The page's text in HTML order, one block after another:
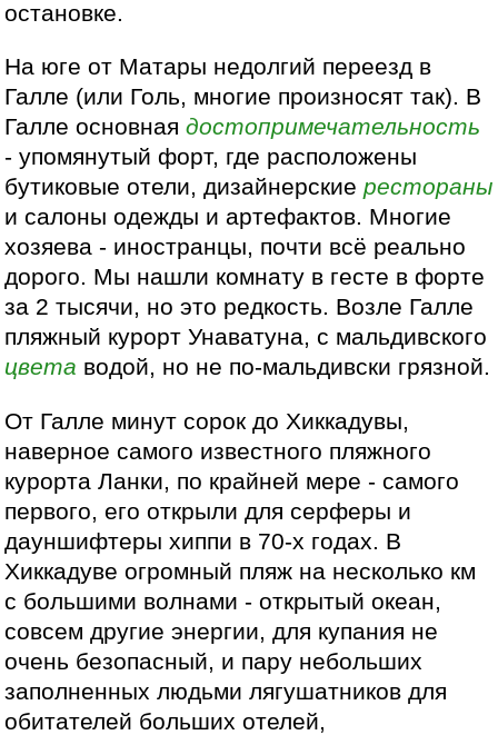
остановке.
На юге от Матары недолгий переезд в
Галле (или Голь, многие произносят так). В
Галле основнаядостопримечательность
- упомянутый форт, где расположены
бутиковые отели, дизайнерскиерестораны
и салоны одежды и артефактов. Многие
хозяева - иностранцы, почти всё реально
дорого. Мы нашли комнату в гесте в форте
за 2 тысячи, но это редкость. Возле Галле
пляжный курорт Унаватуна, с мальдивского
цвета водой, но не по-мальдивски грязной.
От Галле минут сорок до Хиккадувы,
наверное самого известного пляжного
курорта Ланки, по крайней мере - самого
первого, его открыли для серферы и
дауншифтеры хиппи в 70-х годах. В
Хиккадуве огромный пляж на несколько км
с большими волнами - открытый океан,
совсем другие энергии, для купания не
очень безопасный, и пару небольших
заполненных людьми лягушатников для
обитателей больших отелей,